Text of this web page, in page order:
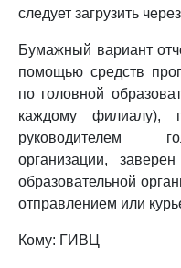
следует загрузить
Бумажный вариант
помощью средств
по головной
каждому филиалу),
руководителем
организации,
образовательной
отправлением или
Кому: ГИВЦ